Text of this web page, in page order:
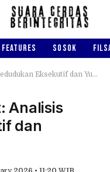
FEATURES SOSOK
Eksekutif dan Yudikatif
Analisis
dan